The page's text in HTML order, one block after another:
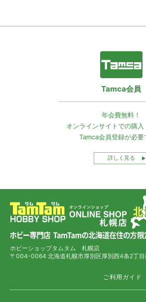
Tamca会員
年会費無料！
オンラインサイトでの購入
Tamca会員登録が必要
詳しく見る
ホビーショップタムタム 札幌店
〒004-0064 北海道札幌市厚別区厚別西4条2丁
ご利用ガイド